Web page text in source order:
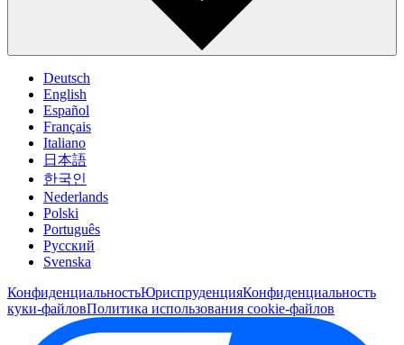
Deutsch
English
Español
Français
Italiano
日本語
한국인
Nederlands
Polski
Português
Pусский
Svenska
КонфиденциальностьЮриспруденцияКонфиденциальность
куки-файловПолитика использования cookie-файлов